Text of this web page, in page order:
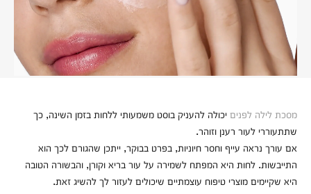
מסכת לילה לפנים יכולה להעניק בוסט משמעותי ללחות בזמן השינה, כך
שתתעוררי לעור רענן וזוהר.
אם עורך נראה עייף וחסר חיוניות, בפרט בבוקר, ייתכן שהגורם לכך הוא
התייבשות. לחות היא המפתח לשמירה על עור בריא וקורן, והבשורה הטובה
היא שקיימים מוצרי טיפוח עוצמתיים שיכולים לעזור לך להשיג זאת.